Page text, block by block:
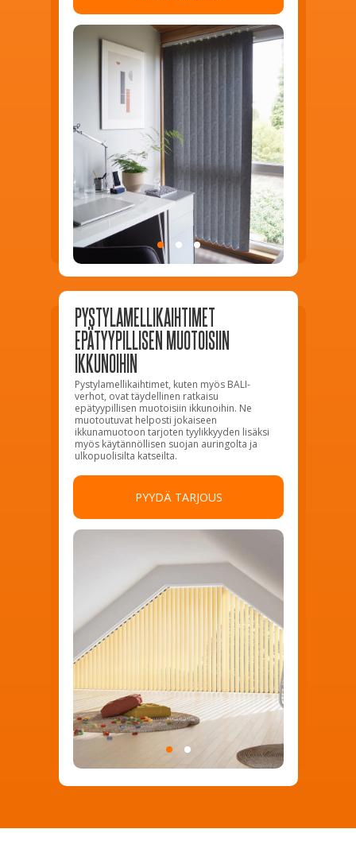
PYSTYLAMELLIKAIHTIMET
EPÄTYYPILLISEN MUOTOISIIN
IKKUNOIHIN
Pystylamellikaihtimet, kuten myös BALI-
verhot, ovat täydellinen ratkaisu
epätyypillisen muotoisiin ikkunoihin. Ne
muotoutuvat helposti jokaiseen
ikkunamuotoon tarjoten tyylikkyyden lisäksi
myös käytännöllisen suojan auringolta ja
ulkopuolisilta katseilta.
PYYDÄ TARJOUS